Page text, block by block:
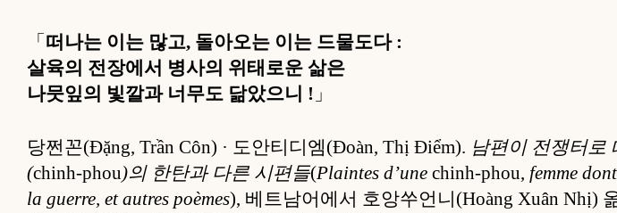
「 떠나는 이는 많고, 돌아오는 이는 드물도다 :
살육의 전장에서 병사의 위태로운 삶은
나뭇잎의 빛깔과 너무도 닮았으니 ! 」
당쩐꼰(Đặng, Trần Côn) · 도안티디엠(Đoàn, Thị Điểm). 남편이 전쟁터로
(chinh-phou)의 한탄과 다른 시편들(Plaintes d’une chinh-phou, femme
la guerre, et autres poèmes), 베트남어에서 호앙쑤언니(Hoàng Xuân Nhị)